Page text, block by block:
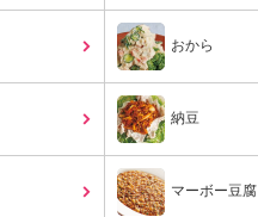
K
エ
ケ
ョ
おから
納豆
マーボー豆腐